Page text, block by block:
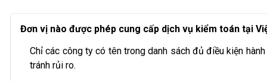
Đơn vị nào được phép cung cấp dịch vụ kiểm toán tại
Chỉ các công ty có tên trong danh sách đủ điều kiện
tránh rủi ro.